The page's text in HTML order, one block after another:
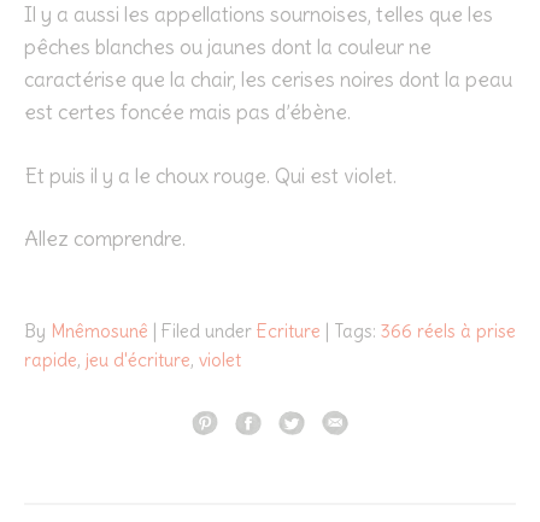
Il y a aussi les appellations sournoises, telles que les
pêches blanches ou jaunes dont la couleur ne
caractérise que la chair, les cerises noires dont la peau
est certes foncée mais pas d’ébène.
Et puis il y a le choux rouge. Qui est violet.
Allez comprendre.
By Mnêmosunê | Filed under Ecriture | Tags: 366 réels à prise
rapide, jeu d'écriture, violet